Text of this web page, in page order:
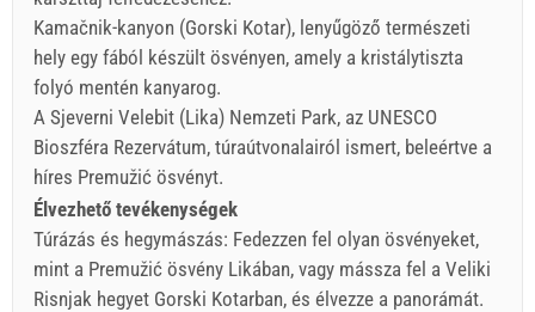
Kamačnik-kanyon (Gorski Kotar), lenyűgöző természeti
hely egy fából készült ösvényen, amely a kristálytiszta
folyó mentén kanyarog.
A Sjeverni Velebit (Lika) Nemzeti Park, az UNESCO
Bioszféra Rezervátum, túraútvonalairól ismert, beleértve a
híres Premužić ösvényt.
Élvezhető tevékenységek
Túrázás és hegymászás: Fedezzen fel olyan ösvényeket,
mint a Premužić ösvény Likában, vagy mássza fel a Veliki
Risnjak hegyet Gorski Kotarban, és élvezze a panorámát.